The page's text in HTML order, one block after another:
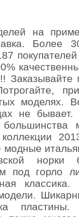
на
Более
моделях.
не
модные
под горло
пластины.